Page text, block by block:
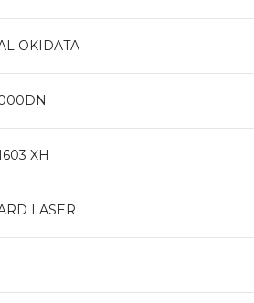
OKIDATA
XH
LASER